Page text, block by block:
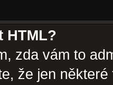
HTML?
zda vám to
že jen